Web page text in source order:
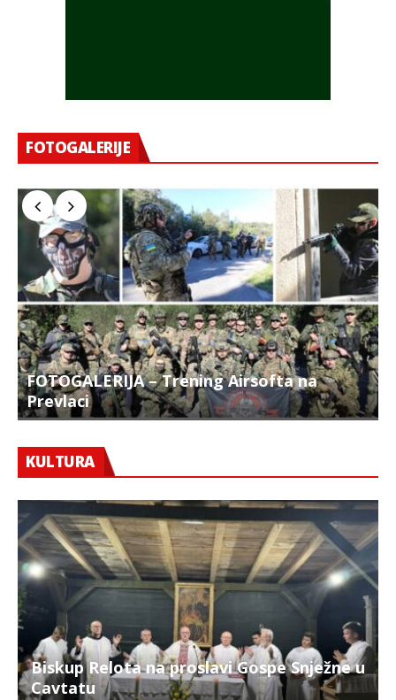
FOTOGALERIJE
FOTOGALERIJA – Trening Airsofta na
Prevlaci
KULTURA
Biskup Relota na proslavi Gospe Snježne u
Cavtatu